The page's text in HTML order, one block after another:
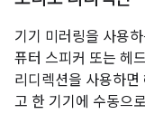
기기 미러링을 사용
퓨터 스피커 또는 헤
리디렉션을 사용하
고 한 기기에 수동으